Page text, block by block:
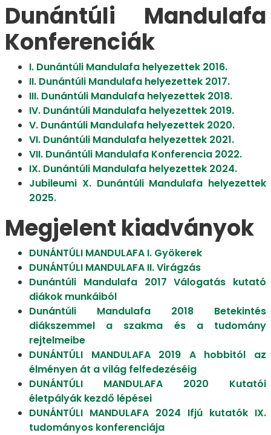
Dunántúli Mandulafa
Konferenciák
I. Dunántúli Mandulafa helyezettek 2016.
II. Dunántúli Mandulafa helyezettek 2017.
III. Dunántúli Mandulafa helyezettek 2018.
IV. Dunántúli Mandulafa helyezettek 2019.
V. Dunántúli Mandulafa helyezettek 2020.
VI. Dunántúli Mandulafa helyezettek 2021.
VII. Dunántúli Mandulafa Konferencia 2022.
IX. Dunántúli Mandulafa helyezettek 2024.
Jubileumi X. Dunántúli Mandulafa helyezettek
2025.
Megjelent kiadványok
DUNÁNTÚLI MANDULAFA I. Gyökerek
DUNÁNTÚLI MANDULAFA II. Virágzás
Dunántúli Mandulafa 2017 Válogatás kutató
diákok munkáiból
Dunántúli Mandulafa 2018 Betekintés
diákszemmel a szakma és a tudomány
rejtelmeibe
DUNÁNTÚLI MANDULAFA 2019 A hobbitól az
élményen át a világ felfedezéséig
DUNÁNTÚLI MANDULAFA 2020 Kutatói
életpályák kezdő lépései
DUNÁNTÚLI MANDULAFA 2024 Ifjú kutatók IX.
tudományos konferenciája